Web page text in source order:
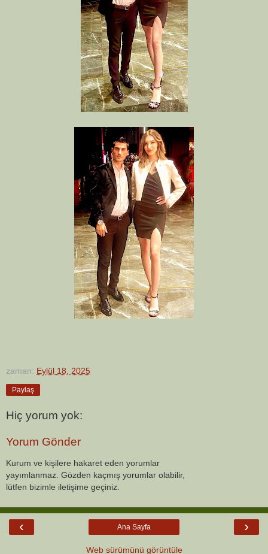
zaman: Eylül 18, 2025
Paylaş
Hiç yorum yok:
Yorum Gönder
Kurum ve kişilere hakaret eden yorumlar
yayımlanmaz. Gözden kaçmış yorumlar olabilir,
lütfen bizimle iletişime geçiniz.
‹ ›
Ana Sayfa
Web sürümünü görüntüle